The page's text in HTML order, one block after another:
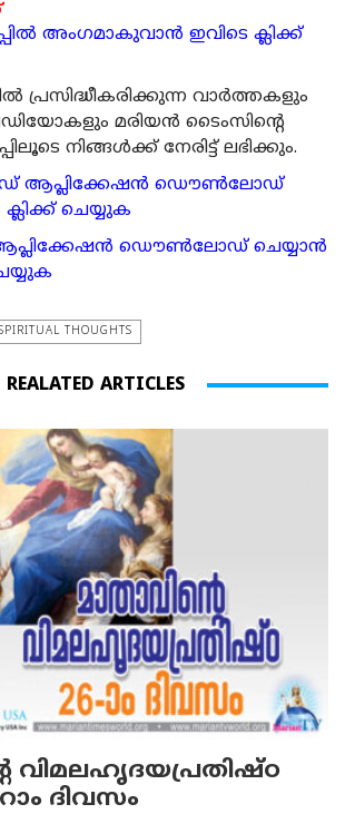
അംഗമാകുവാൻ ഇവിടെ ക്ലിക്ക്
പ്രസിദ്ധീകരിക്കുന്ന വാര്‍ത്തകളും
മരിയന്‍ ടൈംസിന്റെ
നിങ്ങള്‍ക്ക് നേരിട്ട് ലഭിക്കും.
ആപ്ലിക്കേഷന്‍ ഡൌണ്‍ലോഡ്
ചെയ്യുക
ഡൌണ്‍ലോഡ് ചെയ്യാന്‍
THOUGHTS
REALATED ARTICLES
വിമലഹൃദയപ്രതിഷ്ഠ
ദിവസം